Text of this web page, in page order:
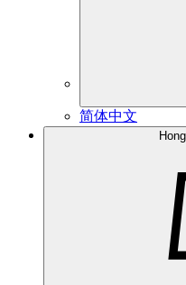
简体中文